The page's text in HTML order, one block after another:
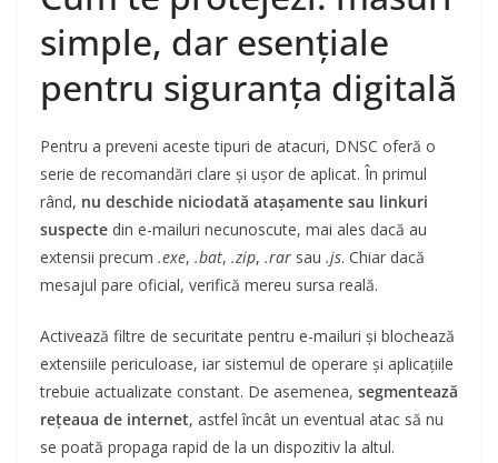
simple, dar esențiale
pentru siguranța digitală
Pentru a preveni aceste tipuri de atacuri, DNSC oferă o
serie de recomandări clare și ușor de aplicat. În primul
rând, nu deschide niciodată atașamente sau linkuri
suspecte din e-mailuri necunoscute, mai ales dacă au
extensii precum .exe, .bat, .zip, .rar sau .js. Chiar dacă
mesajul pare oficial, verifică mereu sursa reală.
Activează filtre de securitate pentru e-mailuri și blochează
extensiile periculoase, iar sistemul de operare și aplicațiile
trebuie actualizate constant. De asemenea, segmentează
rețeaua de internet, astfel încât un eventual atac să nu
se poată propaga rapid de la un dispozitiv la altul.